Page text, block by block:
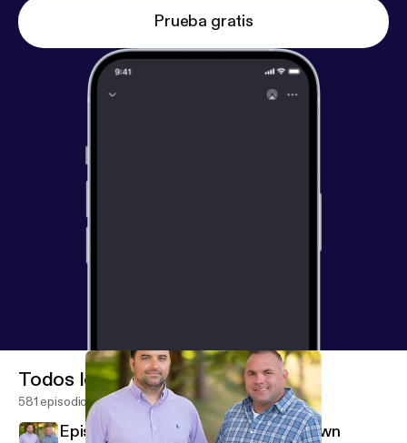
Prueba gratis
Todos los episodios
581 episodios
Episode 580 – Summertime Slowdown